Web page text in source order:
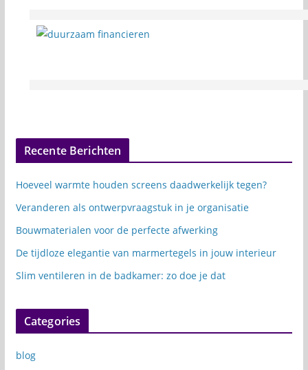
Recente Berichten
Hoeveel warmte houden screens daadwerkelijk tegen?
Veranderen als ontwerpvraagstuk in je organisatie
Bouwmaterialen voor de perfecte afwerking
De tijdloze elegantie van marmertegels in jouw interieur
Slim ventileren in de badkamer: zo doe je dat
Categories
blog